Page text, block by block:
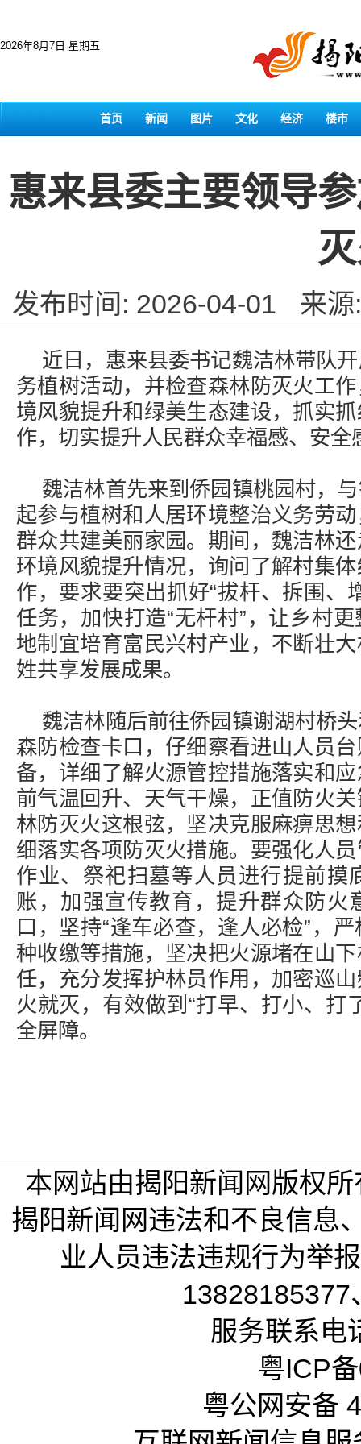
2026年8月7日 星期五
首页 新闻 图片 文化 经济 楼市
惠来县委主要领导
发布时间: 2026-04-01 来
近日，惠来县委书记魏洁林带队
务植树活动，并检查森林防灭火工
境风貌提升和绿美生态建设，抓实
作，切实提升人民群众幸福感、安全
魏洁林首先来到侨园镇桃园村，
起参与植树和人居环境整治义务劳
群众共建美丽家园。期间，魏洁林
环境风貌提升情况，询问了解村集
作，要求要突出抓好“拔杆、拆围、
任务，加快打造“无杆村”，让乡村
地制宜培育富民兴村产业，不断壮
姓共享发展成果。
魏洁林随后前往侨园镇谢湖村桥
森防检查卡口，仔细察看进山人员
备，详细了解火源管控措施落实和
前气温回升、天气干燥，正值防火
林防灭火这根弦，坚决克服麻痹思
细落实各项防灭火措施。要强化人
作业、祭祀扫墓等人员进行提前摸
账，加强宣传教育，提升群众防火
口，坚持“逢车必查，逢人必检”，
种收缴等措施，坚决把火源堵在山
任，充分发挥护林员作用，加密巡
火就灭，有效做到“打早、打小、打
全屏障。
本网站由揭阳新闻网版权
揭阳新闻网违法和不良信息
业人员违法违规行为举
13828185377
服务联系电
粤ICP
粤公网安备